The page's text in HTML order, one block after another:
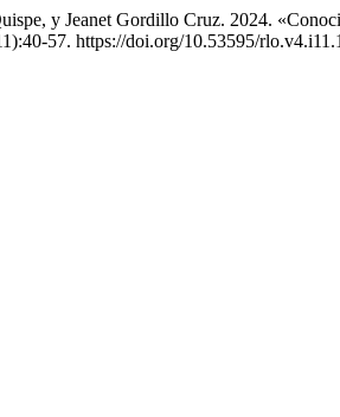
y Jeanet Gordillo Cruz. 2024.
57. https://doi.org/10.53595/